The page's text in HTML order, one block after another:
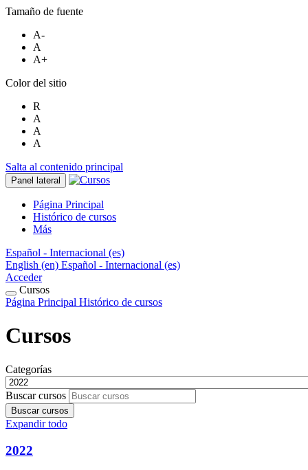
Tamaño de fuente
A-
A
A+
Color del sitio
R
A
A
A
Salta al contenido principal
Panel lateral
Página Principal
Histórico de cursos
Más
Español - Internacional ‎(es)‎
English ‎(en)‎ Español - Internacional ‎(es)‎
Acceder
Cursos
Página Principal Histórico de cursos
Cursos
Categorías
Buscar cursos
Buscar cursos
Expandir todo
2022